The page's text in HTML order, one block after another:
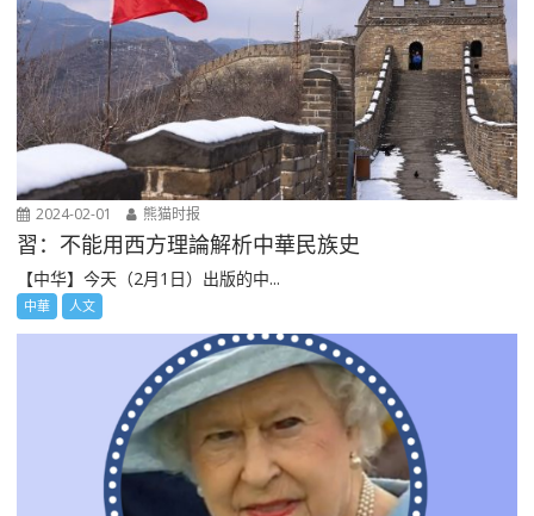
2024-02-01 熊猫时报
習：不能用西方理論解析中華民族史
【中华】今天（2月1日）出版的中...
中華 人文